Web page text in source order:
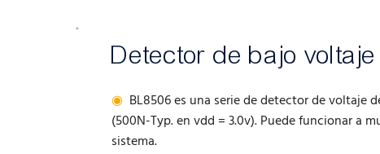
Detector de bajo
◉ BL8506 es una serie de detector de voltaje
(500N-Typ. en vdd = 3.0v). Puede funcionar a
sistema.